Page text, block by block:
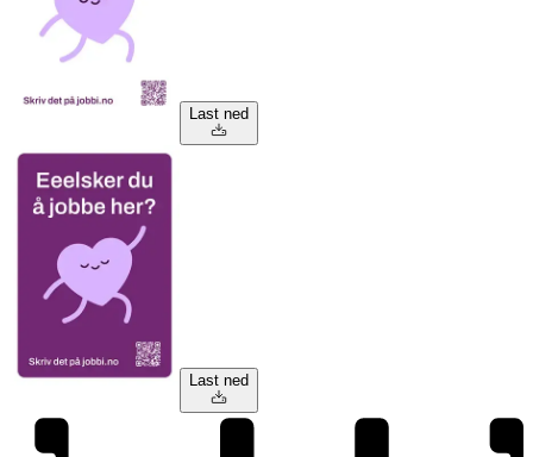
Last ned
Last ned